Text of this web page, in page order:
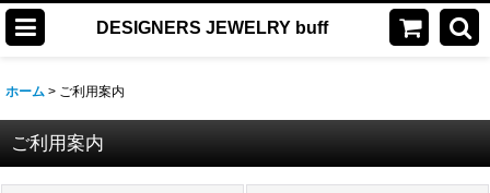
DESIGNERS JEWELRY buff
ホーム > ご利用案内
ご利用案内